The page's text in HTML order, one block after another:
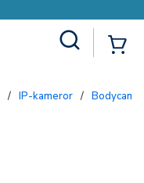
/ IP-kameror / Bodycam